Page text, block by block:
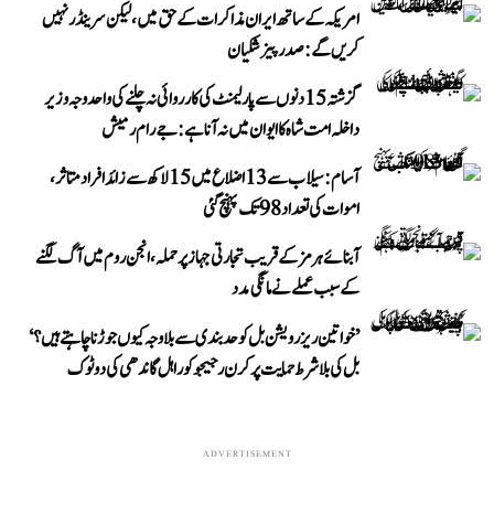
امریکہ کے ساتھ ایران مذاکرات کے حق میں، لیکن سرینڈر نہیں
کریں گے: صدر پیزشکیان
گزشتہ 15 دنوں سے پارلیمنٹ کی کارروائی نہ چلنے کی واحد وجہ وزیر
داخلہ امت شاہ کا ایوان میں نہ آنا ہے: جے رام رمیش
آسام: سیلاب سے 13 اضلاع میں 15 لاکھ سے زائد افراد متاثر،
اموات کی تعداد 98 تک پہنچ گئی
آبنائے ہرمز کے قریب تجارتی جہاز پر حملہ، انجن روم میں آگ لگنے
کے سبب عملے نے مانگی مدد
’خواتین ریزرویشن بل کو حدبندی سے بلا وجہ کیوں جوڑنا چاہتے ہیں؟‘
بل کی بلا شرط حمایت پر کرن رجیجو کو راہل گاندھی کی دوٹوک
ADVERTISEMENT